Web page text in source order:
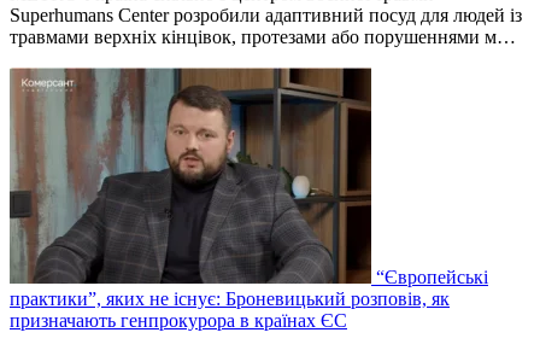
Superhumans Center розробили адаптивний посуд для людей із
травмами верхніх кінцівок, протезами або порушеннями м…
“Європейські
практики”, яких не існує: Броневицький розповів, як
призначають генпрокурора в країнах ЄС